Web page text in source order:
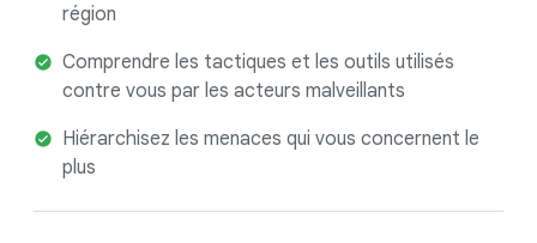
région
Comprendre les tactiques et les outils utilisés
contre vous par les acteurs malveillants
Hiérarchisez les menaces qui vous concernent le
plus